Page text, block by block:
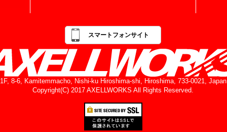
スマートフォンサイト
1F, 8-6, Kamitemmacho, Nishi-ku Hiroshima-shi, Hiroshima, 733-0021, Japan
Copyright(C) 2017 AXELLWORKS All Rights Reserved.